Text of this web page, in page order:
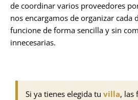
de coordinar varios proveedores
nos encargamos de organizar cada
funcione de forma sencilla y sin
innecesarias.
Si ya tienes elegida tu villa, las